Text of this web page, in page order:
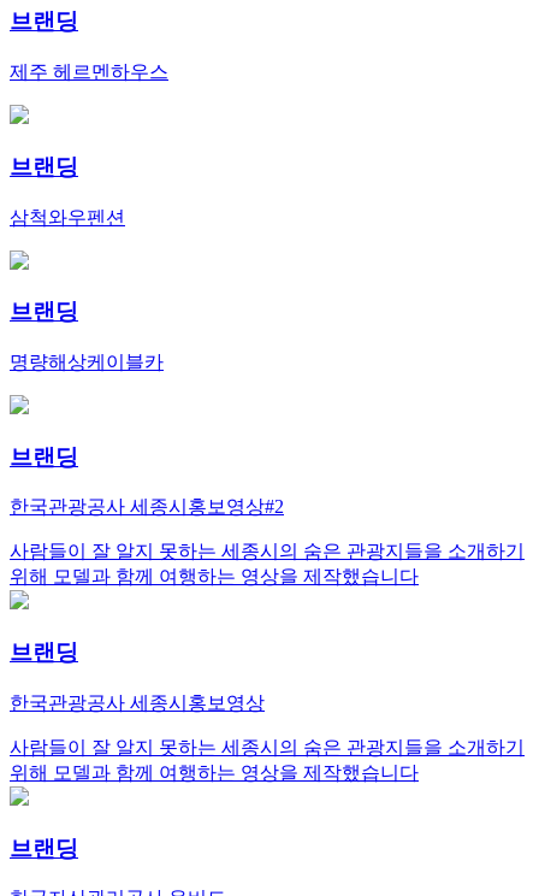
브랜딩
제주 헤르멘하우스
브랜딩
삼척와우펜션
브랜딩
명량해상케이블카
브랜딩
한국관광공사 세종시홍보영상#2
사람들이 잘 알지 못하는 세종시의 숨은 관광지들을 소개하기
위해 모델과 함께 여행하는 영상을 제작했습니다
브랜딩
한국관광공사 세종시홍보영상
사람들이 잘 알지 못하는 세종시의 숨은 관광지들을 소개하기
위해 모델과 함께 여행하는 영상을 제작했습니다
브랜딩